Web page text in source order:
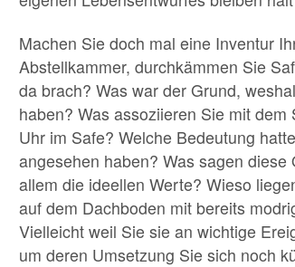
Machen Sie doch mal eine Inventur
Abstellkammer, durchkämmen Sie
da brach? Was war der Grund,
haben? Was assoziieren Sie mit
Uhr im Safe? Welche Bedeutung
angesehen haben? Was sagen
allem die ideellen Werte? Wieso
auf dem Dachboden mit bereits
Vielleicht weil Sie sie an wichtige
um deren Umsetzung Sie sich noch